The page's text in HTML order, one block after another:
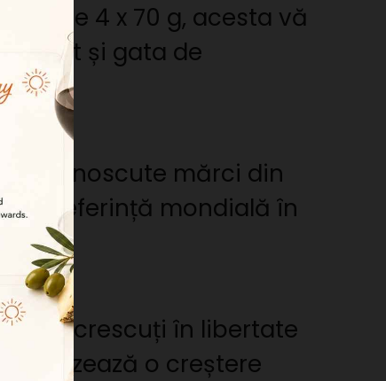
de 4 x 70 g, acesta vă
și gata de
recunoscute mărci din
o referință mondială în
crescuți în libertate
o creștere